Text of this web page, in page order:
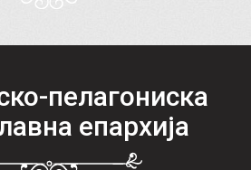
пелагониска
епархија